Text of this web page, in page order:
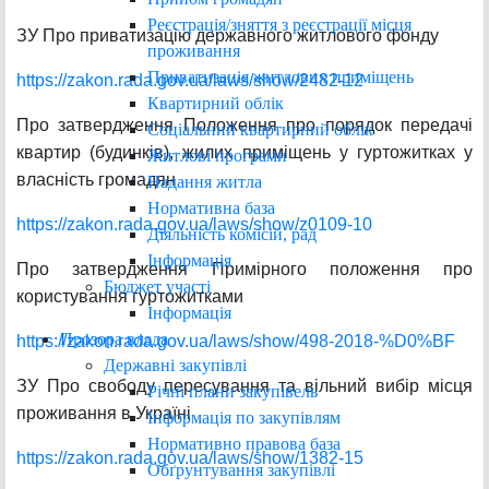
Реєстрація/зняття з реєстрації місця
проживання
Приватизація житлових приміщень
Квартирний облік
Соціальний квартирний облік
Житлові програми
Надання житла
Нормативна база
Діяльність комісій, рад
Інформація
Бюджет участі
Інформація
Прозора влада
Державні закупівлі
Річні плани закупівель
Інформація по закупівлям
Нормативно правова база
Обґрунтування закупівлі
ЗУ Про приватизацію державного житлового фонду
https://zakon.rada.gov.ua/laws/show/2482-12
Про затвердження Положення про порядок передачі
квартир (будинків), жилих приміщень у гуртожитках у
власність громадян
https://zakon.rada.gov.ua/laws/show/z0109-10
Про затвердження Примірного положення про
користування гуртожитками
https://zakon.rada.gov.ua/laws/show/498-2018-%D0%BF
ЗУ Про свободу пересування та вільний вибір місця
проживання в Україні
https://zakon.rada.gov.ua/laws/show/1382-15